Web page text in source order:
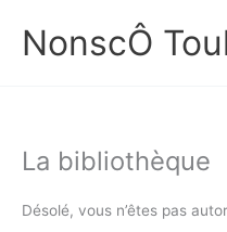
contenu
NonscÔ
La bibliothèque
Désolé, vous n’êtes pas